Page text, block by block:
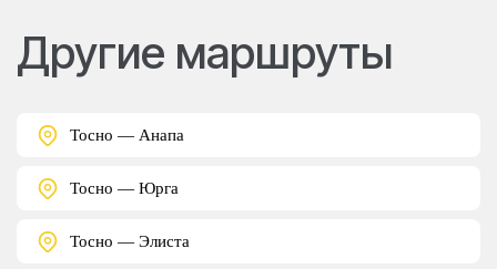
Другие маршруты
Тосно — Анапа
Тосно — Юрга
Тосно — Элиста